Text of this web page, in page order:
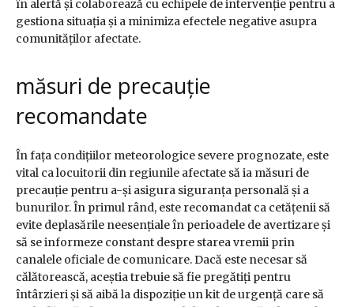
în alertă și colaborează cu echipele de intervenție pentru a
gestiona situația și a minimiza efectele negative asupra
comunităților afectate.
măsuri de precauție
recomandate
În fața condițiilor meteorologice severe prognozate, este
vital ca locuitorii din regiunile afectate să ia măsuri de
precauție pentru a-și asigura siguranța personală și a
bunurilor. În primul rând, este recomandat ca cetățenii să
evite deplasările neesențiale în perioadele de avertizare și
să se informeze constant despre starea vremii prin
canalele oficiale de comunicare. Dacă este necesar să
călătorească, aceștia trebuie să fie pregătiți pentru
întârzieri și să aibă la dispoziție un kit de urgență care să